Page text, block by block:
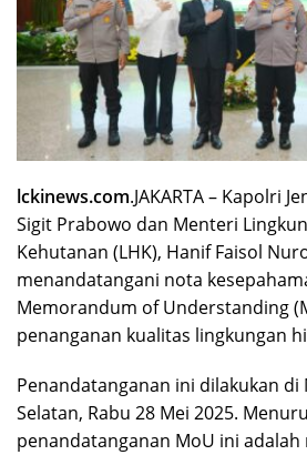
lckinews.com.JAKARTA – Kapolri
Sigit Prabowo dan Menteri
Kehutanan (LHK), Hanif Faisol
menandatangani nota
Memorandum of Understanding
penanganan kualitas lingkungan
Penandatanganan ini dilakukan di
Selatan, Rabu 28 Mei 2025.
penandatanganan MoU ini